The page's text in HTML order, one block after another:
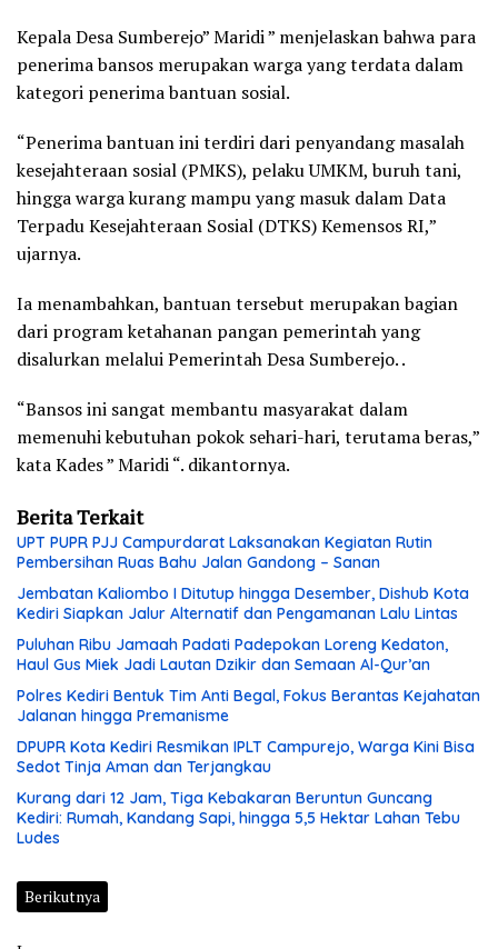
Kepala Desa Sumberejo” Maridi ” menjelaskan bahwa para
penerima bansos merupakan warga yang terdata dalam
kategori penerima bantuan sosial.
“Penerima bantuan ini terdiri dari penyandang masalah
kesejahteraan sosial (PMKS), pelaku UMKM, buruh tani,
hingga warga kurang mampu yang masuk dalam Data
Terpadu Kesejahteraan Sosial (DTKS) Kemensos RI,”
ujarnya.
Ia menambahkan, bantuan tersebut merupakan bagian
dari program ketahanan pangan pemerintah yang
disalurkan melalui Pemerintah Desa Sumberejo. .
“Bansos ini sangat membantu masyarakat dalam
memenuhi kebutuhan pokok sehari-hari, terutama beras,”
kata Kades ” Maridi “. dikantornya.
Berita Terkait
UPT PUPR PJJ Campurdarat Laksanakan Kegiatan Rutin
Pembersihan Ruas Bahu Jalan Gandong – Sanan
Jembatan Kaliombo I Ditutup hingga Desember, Dishub Kota
Kediri Siapkan Jalur Alternatif dan Pengamanan Lalu Lintas
Puluhan Ribu Jamaah Padati Padepokan Loreng Kedaton,
Haul Gus Miek Jadi Lautan Dzikir dan Semaan Al-Qur’an
Polres Kediri Bentuk Tim Anti Begal, Fokus Berantas Kejahatan
Jalanan hingga Premanisme
DPUPR Kota Kediri Resmikan IPLT Campurejo, Warga Kini Bisa
Sedot Tinja Aman dan Terjangkau
Kurang dari 12 Jam, Tiga Kebakaran Beruntun Guncang
Kediri: Rumah, Kandang Sapi, hingga 5,5 Hektar Lahan Tebu
Ludes
Berikutnya